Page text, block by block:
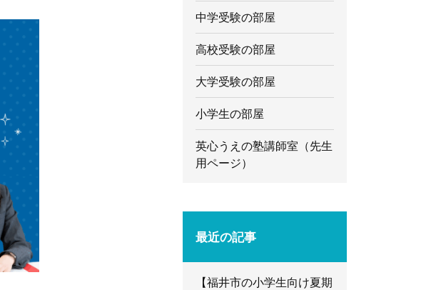
中学受験の部屋
高校受験の部屋
大学受験の部屋
小学生の部屋
英心うえの塾講師室（先生
用ページ）
最近の記事
【福井市の小学生向け夏期